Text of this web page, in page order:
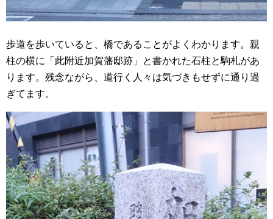
歩道を歩いていると、橋であることがよくわかります。親
柱の横に「此附近加賀藩邸跡」と書かれた石柱と駒札があ
ります。残念ながら、道行く人々は気づきもせずに通り過
ぎてます。